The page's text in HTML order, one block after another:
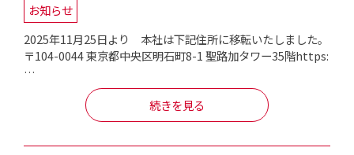
お知らせ
2025年11月25日より 本社は下記住所に移転いたしました。
〒104-0044 東京都中央区明石町8-1 聖路加タワー35階https:
…
続きを見る